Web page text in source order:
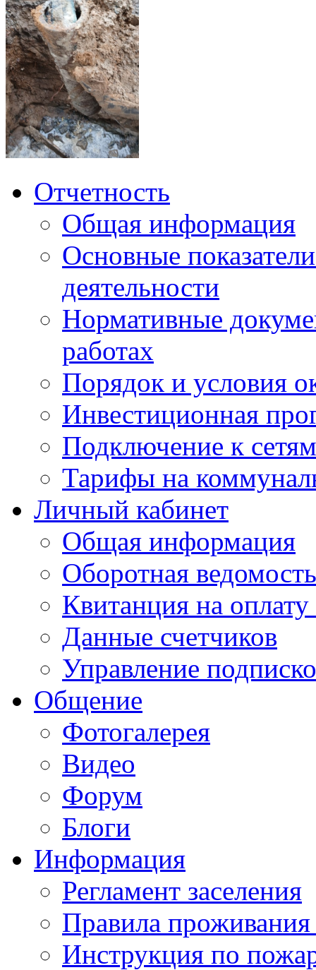
Отчетность
Общая информация
Основные
деятельности
Нормативные
работах
Порядок и условия
Инвестиционная
Подключение к сетям
Тарифы на
Личный кабинет
Общая информация
Оборотная ведомость
Квитанция на
Данные счетчиков
Управление
Общение
Фотогалерея
Видео
Форум
Блоги
Информация
Регламент заселения
Правила
Инструкция по